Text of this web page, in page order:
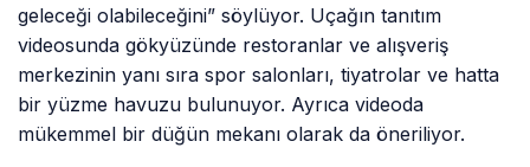
geleceği olabileceğini” söylüyor. Uçağın tanıtım
videosunda gökyüzünde restoranlar ve alışveriş
merkezinin yanı sıra spor salonları, tiyatrolar ve hatta
bir yüzme havuzu bulunuyor. Ayrıca videoda
mükemmel bir düğün mekanı olarak da öneriliyor.